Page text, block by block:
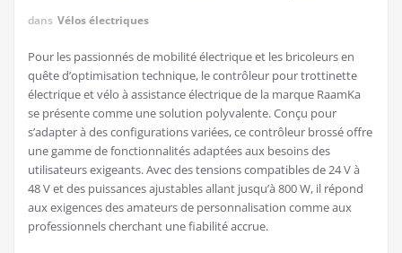
dans Vélos électriques
Pour les passionnés de mobilité électrique et les bricoleurs en
quête d’optimisation technique, le contrôleur pour trottinette
électrique et vélo à assistance électrique de la marque RaamKa
se présente comme une solution polyvalente. Conçu pour
s’adapter à des configurations variées, ce contrôleur brossé offre
une gamme de fonctionnalités adaptées aux besoins des
utilisateurs exigeants. Avec des tensions compatibles de 24 V à
48 V et des puissances ajustables allant jusqu’à 800 W, il répond
aux exigences des amateurs de personnalisation comme aux
professionnels cherchant une fiabilité accrue.